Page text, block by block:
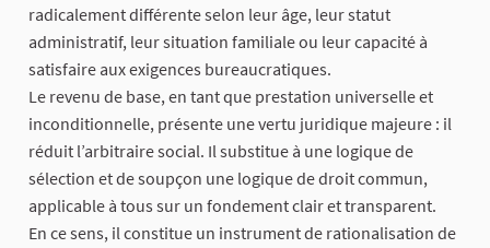
radicalement différente selon leur âge, leur statut
administratif, leur situation familiale ou leur capacité à
satisfaire aux exigences bureaucratiques.
Le revenu de base, en tant que prestation universelle et
inconditionnelle, présente une vertu juridique majeure : il
réduit l’arbitraire social. Il substitue à une logique de
sélection et de soupçon une logique de droit commun,
applicable à tous sur un fondement clair et transparent.
En ce sens, il constitue un instrument de rationalisation de